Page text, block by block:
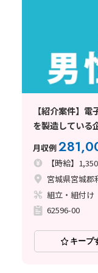
【紹介案件】
を製造している
月収例
【時給】
宮城県宮城郡
組立・組付け
62596-00
キープ